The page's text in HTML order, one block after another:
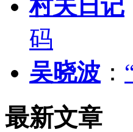
村夫日记
码
吴晓波 ：
最新文章